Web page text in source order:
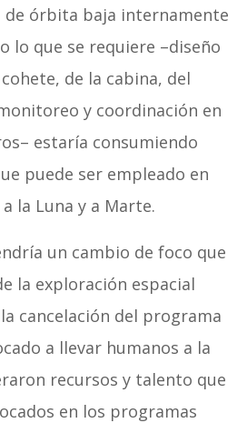
de órbita baja internamente
lo que se requiere –diseño
de la cabina, del
y coordinación en
estaría consumiendo
puede ser empleado en
la Luna y a Marte.
un cambio de foco que
la exploración espacial
cancelación del programa
a llevar humanos a la
recursos y talento que
en los programas